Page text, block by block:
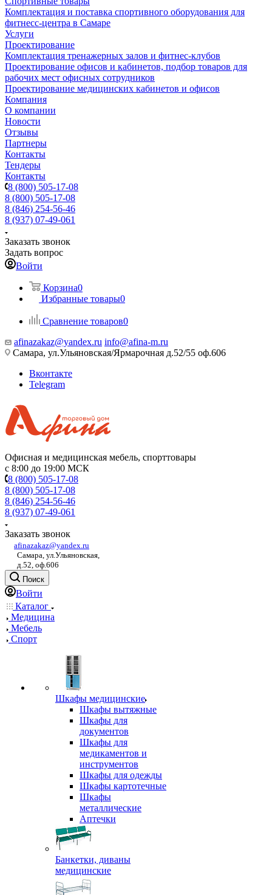
Комплектация и поставка спортивного оборудования для
фитнесс-центра в Самаре
Услуги
Проектирование
Комплектация тренажерных залов и фитнес-клубов
Проектирование офисов и кабинетов, подбор товаров для
рабочих мест офисных сотрудников
Проектирование медицинских кабинетов и офисов
Компания
О компании
Новости
Отзывы
Партнеры
Контакты
Тендеры
Контакты
8 (800) 505-17-08
8 (800) 505-17-08
8 (846) 254-56-46
8 (937) 07-49-061
Заказать звонок
Задать вопрос
Войти
Корзина0
Избранные товары0
Сравнение товаров0
afinazakaz@yandex.ru info@afina-m.ru
Самара, ул.Ульяновская/Ярмарочная д.52/55 оф.606
Вконтакте
Telegram
Офисная и медицинская мебель, спорттовары
с 8:00 до 19:00 МСК
8 (800) 505-17-08
8 (800) 505-17-08
8 (846) 254-56-46
8 (937) 07-49-061
Заказать звонок
afinazakaz@yandex.ru
Самара, ул.Ульяновская,
д.52, оф.606
Поиск
Войти
Каталог
Медицина
Мебель
Спорт
Шкафы медицинские
Шкафы вытяжные
Шкафы для
документов
Шкафы для
медикаментов и
инструментов
Шкафы для одежды
Шкафы картотечные
Шкафы
металлические
Аптечки
Банкетки, диваны
медицинские